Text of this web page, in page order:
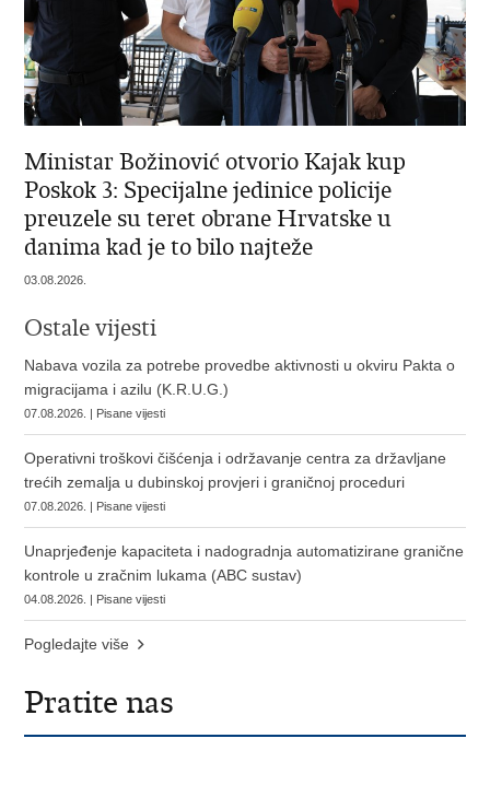
Ministar Božinović otvorio Kajak kup
Poskok 3: Specijalne jedinice policije
preuzele su teret obrane Hrvatske u
danima kad je to bilo najteže
03.08.2026.
Ostale vijesti
Nabava vozila za potrebe provedbe aktivnosti u okviru Pakta o
migracijama i azilu (K.R.U.G.)
07.08.2026. | Pisane vijesti
Operativni troškovi čišćenja i održavanje centra za državljane
trećih zemalja u dubinskoj provjeri i graničnoj proceduri
07.08.2026. | Pisane vijesti
Unaprjeđenje kapaciteta i nadogradnja automatizirane granične
kontrole u zračnim lukama (ABC sustav)
04.08.2026. | Pisane vijesti
Pogledajte više
Pratite nas